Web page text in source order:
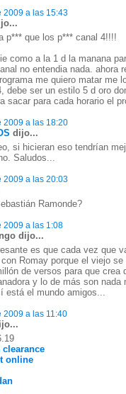
2009 a las 15:43
p*** que los p*** canal 4!!!!
como a la 1 d la manana
no entendia nada. ahora
me quiero matar me
debe ser un estilo 5 d oro
sacar para cada horario el
2009 a las 18:20
dijo...
si hicieran eso tendrían
Saludos...
2009 a las 20:03
Ramonde?
2009 a las 1:08
dijo...
es que cada vez que
Romay porque el viejo
de versos para que
y lo de más son
está el mundo amigos...
2009 a las 11:40
online